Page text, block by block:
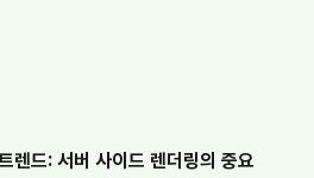
렌드: 서버 사이드 렌더링의 중요